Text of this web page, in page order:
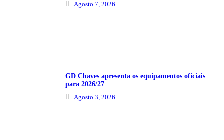
Agosto 7, 2026
GD Chaves apresenta os equipamentos oficiais
para 2026/27
Agosto 3, 2026